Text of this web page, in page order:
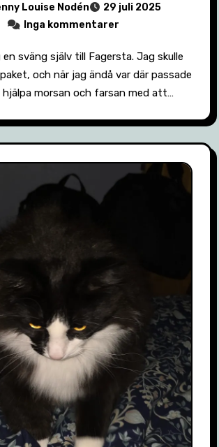
Louise Nodén
29 juli 2025
Inga kommentarer
och när jag ändå var där passade
morsan och farsan med att…